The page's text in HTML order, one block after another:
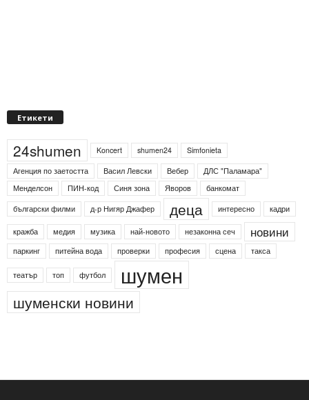
Етикети
24shumen Koncert shumen24
Simfonieta
Агенция по заетостта
Васил Левски Вебер
ДЛС "Паламара"
Менделсон
ПИН-код Синя зона Яворов
банкомат
български филми
д-р Нигяр Джафер деца интересно кадри
кражба медия музика най-новото незаконна сеч новини
паркинг питейна вода проверки професия сцена такса
театър топ футбол шумен
шуменски новини